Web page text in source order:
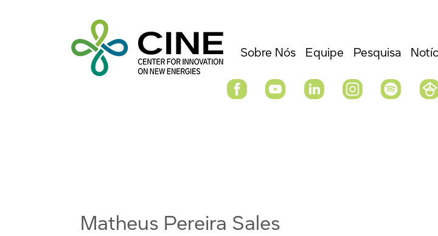
Sobre Nós Equipe Pesquisa
Matheus Pereira Sales